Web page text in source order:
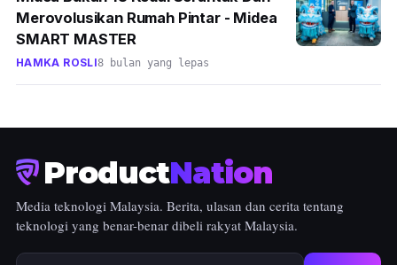
Merovolusikan Rumah Pintar - Midea
SMART MASTER
HAMKA ROSLI8 bulan yang lepas
ProductNation
Media teknologi Malaysia. Berita, ulasan dan cerita tentang
teknologi yang benar-benar dibeli rakyat Malaysia.